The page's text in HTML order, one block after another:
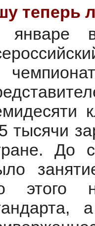
теперь
январе
тысячи
До
этого